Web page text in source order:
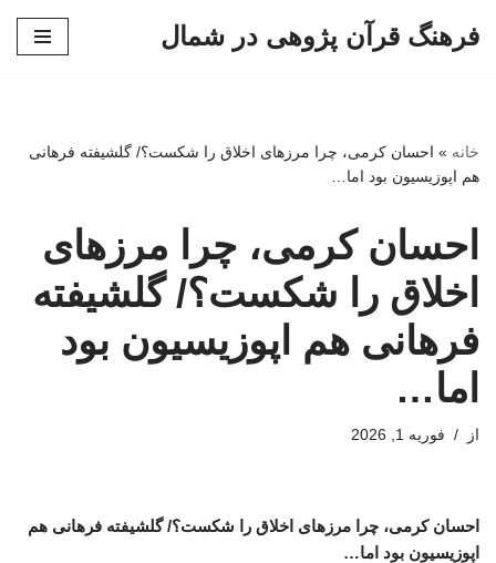
فرهنگ قرآن پژوهی در شمال
خانه » احسان کرمی، چرا مرزهای اخلاق را شکست؟/ گلشیفته فرهانی
هم اپوزیسیون بود اما…
احسان کرمی، چرا مرزهای
اخلاق را شکست؟/ گلشیفته
فرهانی هم اپوزیسیون بود
اما…
از فوریه 1, 2026
احسان کرمی، چرا مرزهای اخلاق را شکست؟/ گلشیفته فرهانی هم
اپوزیسیون بود اما…